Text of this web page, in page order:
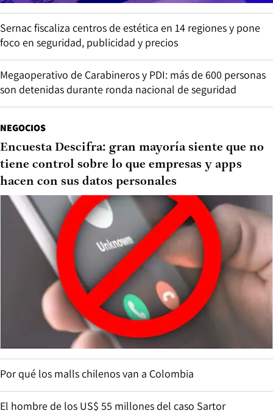
Sernac fiscaliza centros de estética en 14 regiones y pone
foco en seguridad, publicidad y precios
Megaoperativo de Carabineros y PDI: más de 600 personas
son detenidas durante ronda nacional de seguridad
NEGOCIOS
Encuesta Descifra: gran mayoría siente que no
tiene control sobre lo que empresas y apps
hacen con sus datos personales
Por qué los malls chilenos van a Colombia
El hombre de los US$ 55 millones del caso Sartor